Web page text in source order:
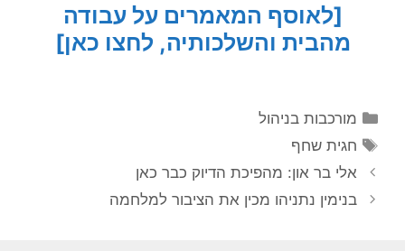
[לאוסף המאמרים על עבודה
מהבית והשלכותיה, לחצו כאן]
קטגוריות
מורכבות בניהול
תגיות
חגית שחף
אלי בר און: מהפיכת הדיוק כבר כאן
בנימין נתניהו מכין את הציבור למלחמה